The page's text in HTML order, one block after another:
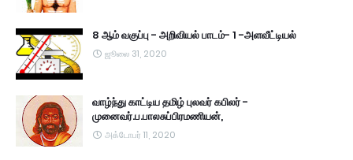
8 ஆம் வகுப்பு - அறிவியல் பாடம்- 1 -அளவீட்டியல்
ஜூலை 31, 2020
வாழ்ந்து காட்டிய தமிழ் புலவர் கபிலர் -
முனைவர்.ப.பாலசுப்பிரமணியன்,
அக்டோபர் 11, 2020